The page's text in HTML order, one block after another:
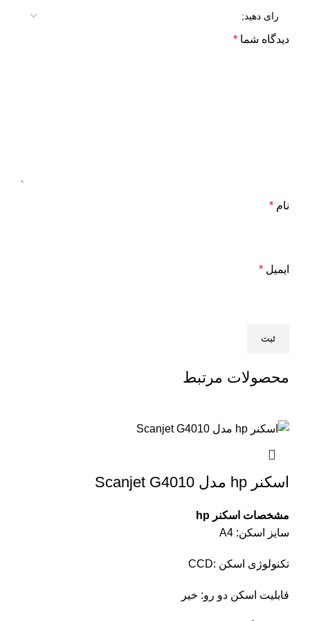
دیدگاه شما *
نام *
ایمیل *
محصولات مرتبط
اسکنر hp مدل Scanjet G4010
مشخصات اسکنر hp
سایز اسکن: A4
تکنولوژی اسکن :CCD
قابلیت اسکن دو رو: خیر